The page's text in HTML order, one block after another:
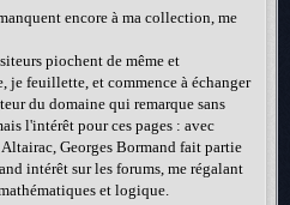
encore à ma collection, me
piochent de même et
feuillette, et commence à échanger
du domaine qui remarque sans
l'intérêt pour ces pages : avec
Georges Bormand fait partie
intérêt sur les forums, me régalant
et logique.